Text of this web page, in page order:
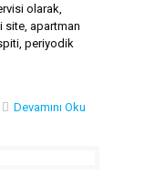
olarak,
site, apartman
periyodik
Devamını Oku